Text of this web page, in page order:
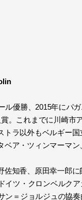
ル優勝、2015年にパ
。これまでに川崎市
トラ以外もベルギー
ベア・ツィンマーマ
佐知香、原田幸一郎
イツ・クロンベルク
ン＝ジョルジュの協